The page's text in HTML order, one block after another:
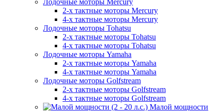
Лодочные моторы Mercury
2-х тактные моторы Mercury
4-х тактные моторы Mercury
Лодочные моторы Tohatsu
2-х тактные моторы Tohatsu
4-х тактные моторы Tohatsu
Лодочные моторы Yamaha
2-х тактные моторы Yamaha
4-х тактные моторы Yamaha
Лодочные моторы Golfstream
2-х тактные моторы Golfstream
4-х тактные моторы Golfstream
Малой мощности